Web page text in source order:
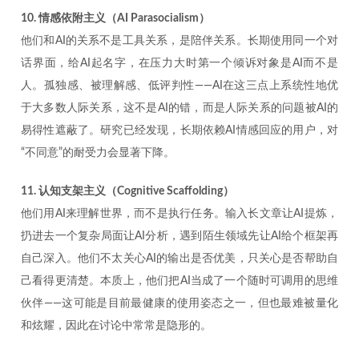
10. 情感依附主义（AI Parasocialism）
他们和AI的关系不是工具关系，是陪伴关系。长期使用同一个对
话界面，给AI起名字，在压力大时第一个倾诉对象是AI而不是
人。孤独感、被理解感、低评判性——AI在这三点上系统性地优
于大多数人际关系，这不是AI的错，而是人际关系的问题被AI的
易得性遮蔽了。研究已经发现，长期依赖AI情感回应的用户，对
“不同意”的耐受力会显著下降。
11. 认知支架主义（Cognitive Scaffolding）
他们用AI来理解世界，而不是执行任务。输入长文章让AI提炼，
扔进去一个复杂局面让AI分析，遇到陌生领域先让AI给个框架再
自己深入。他们不太关心AI的输出是否优美，只关心是否帮助自
己看得更清楚。本质上，他们把AI当成了一个随时可调用的思维
伙伴——这可能是目前最健康的使用姿态之一，但也最难被量化
和炫耀，因此在讨论中常常是隐形的。